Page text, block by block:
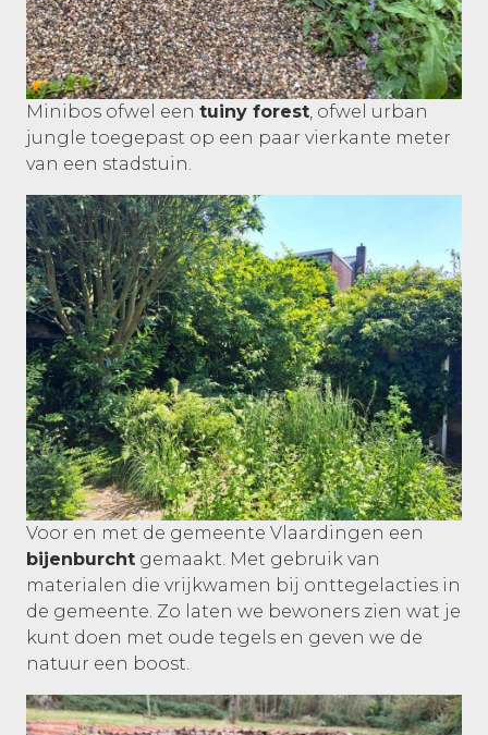
Minibos ofwel een tuiny forest , ofwel urban
jungle toegepast op een paar vierkante meter
van een stadstuin.
Voor en met de gemeente Vlaardingen een
bijenburcht gemaakt. Met gebruik van
materialen die vrijkwamen bij onttegelacties in
de gemeente. Zo laten we bewoners zien wat je
kunt doen met oude tegels en geven we de
natuur een boost.